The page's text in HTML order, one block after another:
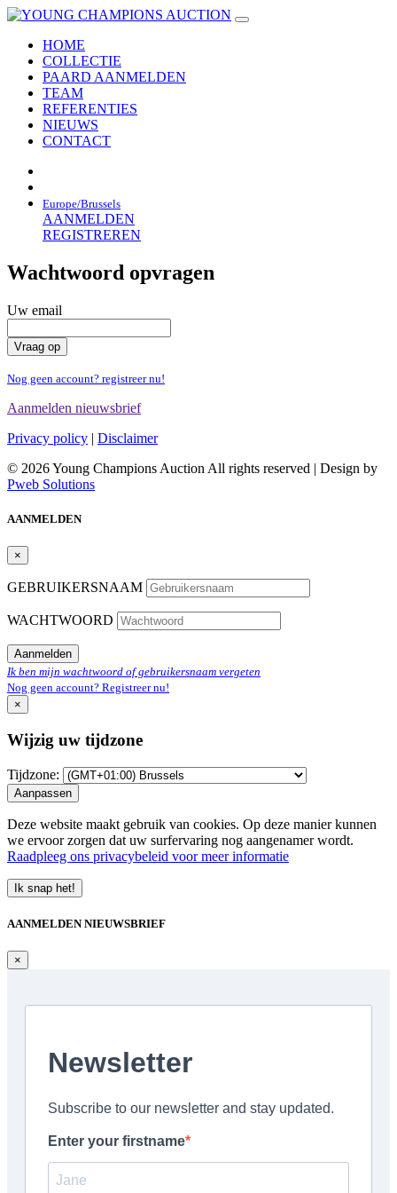
HOME
COLLECTIE
PAARD AANMELDEN
TEAM
REFERENTIES
NIEUWS
CONTACT
Europe/Brussels
AANMELDEN
REGISTREREN
Wachtwoord opvragen
Uw email
Nog geen account? registreer nu!
Aanmelden nieuwsbrief
Privacy policy | Disclaimer
© 2026 Young Champions Auction All rights reserved | Design by
Pweb Solutions
AANMELDEN
×
GEBRUIKERSNAAM
WACHTWOORD
Aanmelden
Ik ben mijn wachtwoord of gebruikersnaam vergeten
Nog geen account? Registreer nu!
×
Wijzig uw tijdzone
Tijdzone:
Aanpassen
Deze website maakt gebruik van cookies. Op deze manier kunnen
we ervoor zorgen dat uw surfervaring nog aangenamer wordt.
Raadpleeg ons privacybeleid voor meer informatie
Ik snap het!
AANMELDEN NIEUWSBRIEF
×